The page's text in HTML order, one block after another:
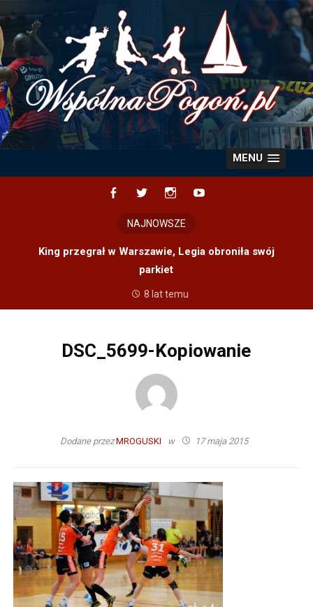
content
MENU
NAJNOWSZE
King przegrał w Warszawie, Legia obroniła swój
parkiet
8 lat temu
DSC_5699-Kopiowanie
Dodane przezMROGUSKI w 17 maja 2015